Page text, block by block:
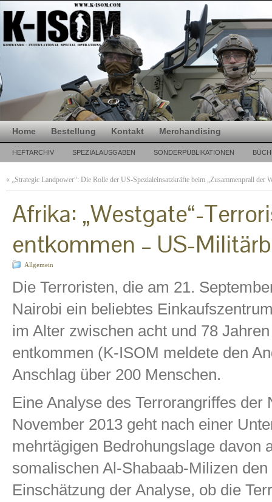
Home Bestellung Kontakt Merchandising
HEFTARCHIV SPEZIALAUSGABEN SONDERPUBLIKATIONEN
« „Strategic Landpower“: Die Rolle der US-Spezialeinsatzkräfte beim „Zusammenprall der
Afrika: „Westgate“-
entkommen – US-
Allgemein
Die Terroristen, die am 21.
Nairobi ein beliebtes
im Alter zwischen acht und 78
entkommen (K-ISOM meldete den
Anschlag über 200 Menschen.
Eine Analyse des Terrorangriffes
November 2013 geht nach einer
mehrtägigen Bedrohungslage davon
somalischen Al-Shabaab-Milizen
Einschätzung der Analyse, ob die